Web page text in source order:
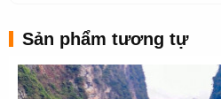
Sản phẩm tương tự